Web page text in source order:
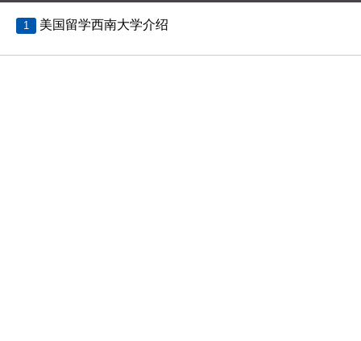
1 美国留学西南大学介绍